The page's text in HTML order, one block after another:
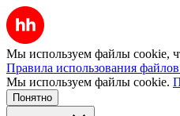
Мы используем файлы cookie,
Правила использования
Мы используем файлы cookie.
Понятно